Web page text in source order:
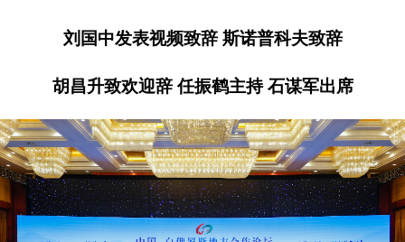
刘国中发表视频致辞 斯诺普科夫致辞
胡昌升致欢迎辞 任振鹤主持 石谋军出席